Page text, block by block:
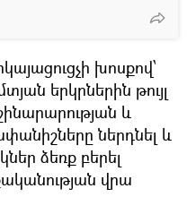
խոսքով՝
երկրներին թույլ
և
ներդնել և
ձեռք բերել
վրա